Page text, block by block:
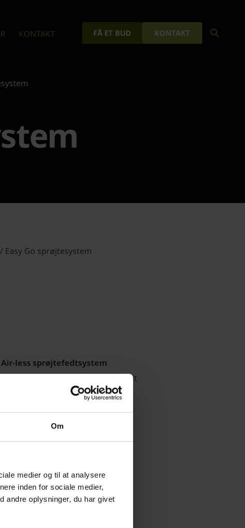
Om
medier og til at analysere
inden for sociale medier,
andre oplysninger, du har givet
KONTAKT FÅ ET BUD KONTAKT
/ Easy Go sprøjtesystem
Air-less sprøjtefedtsystem
påførsel af skæreolier og sprayfedt